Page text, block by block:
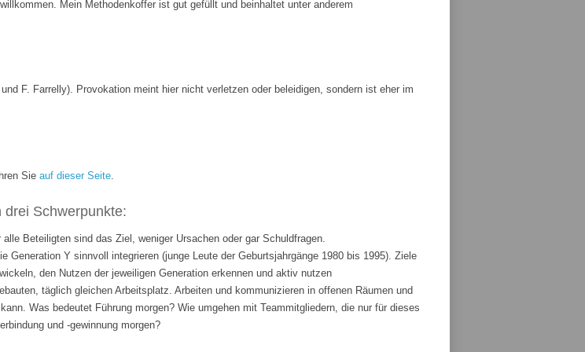
Mein Methodenkoffer ist gut gefüllt und beinhaltet unter anderem
F. Farrelly). Provokation meint hier nicht verletzen oder beleidigen, sondern ist eher im
Sie auf dieser Seite.
drei Schwerpunkte:
Beteiligten sind das Ziel, weniger Ursachen oder gar Schuldfragen.
Generation Y sinnvoll integrieren (junge Leute der Geburtsjahrgänge 1980 bis 1995). Ziele
den Nutzen der jeweiligen Generation erkennen und aktiv nutzen
täglich gleichen Arbeitsplatz. Arbeiten und kommunizieren in offenen Räumen und
Was bedeutet Führung morgen? Wie umgehen mit Teammitgliedern, die nur für dieses
und -gewinnung morgen?